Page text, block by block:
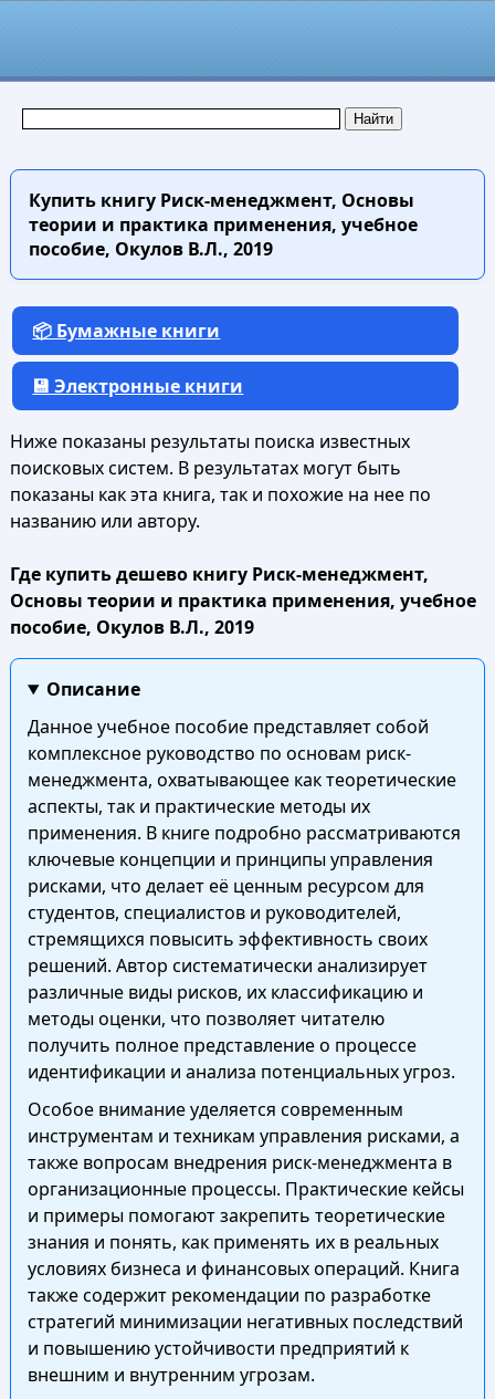
Купить книгуРиск-менеджмент, Основы
теории и практика применения, учебное
пособие, Окулов В.Л., 2019
📦 Бумажные книги
💾 Электронные книги
Ниже показаны результаты поиска известных
поисковых систем. В результатах могут быть
показаны как эта книга, так и похожие на нее по
названию или автору.
Где купить дешево книгу Риск-менеджмент,
Основы теории и практика применения, учебное
пособие, Окулов В.Л., 2019
Описание
Данное учебное пособие представляет собой
комплексное руководство по основам риск-
менеджмента, охватывающее как теоретические
аспекты, так и практические методы их
применения. В книге подробно рассматриваются
ключевые концепции и принципы управления
рисками, что делает её ценным ресурсом для
студентов, специалистов и руководителей,
стремящихся повысить эффективность своих
решений. Автор систематически анализирует
различные виды рисков, их классификацию и
методы оценки, что позволяет читателю
получить полное представление о процессе
идентификации и анализа потенциальных угроз.
Особое внимание уделяется современным
инструментам и техникам управления рисками, а
также вопросам внедрения риск-менеджмента в
организационные процессы. Практические кейсы
и примеры помогают закрепить теоретические
знания и понять, как применять их в реальных
условиях бизнеса и финансовых операций. Книга
также содержит рекомендации по разработке
стратегий минимизации негативных последствий
и повышению устойчивости предприятий к
внешним и внутренним угрозам.